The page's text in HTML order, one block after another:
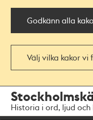
Godkänn alla
Välj vilka kakor vi
navigationen
huvudinnehållet
Historia i ord, ljud och